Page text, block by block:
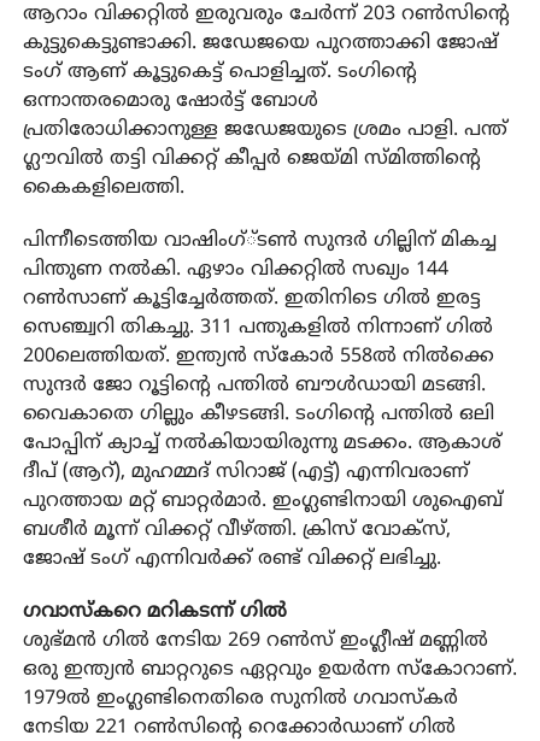
ആറാം വിക്കറ്റില്‍ ഇരുവരും ചേര്‍ന്ന് 203 റണ്‍സിന്റെ
കുട്ടുകെട്ടുണ്ടാക്കി. ജഡേജയെ പുറത്താക്കി ജോഷ്
ടംഗ് ആണ് കൂട്ടുകെട്ട് പൊളിച്ചത്. ടംഗിന്റെ
ഒന്നാന്തരമൊരു ഷോര്‍ട്ട് ബോള്‍
പ്രതിരോധിക്കാനുള്ള ജഡേജയുടെ ശ്രമം പാളി. പന്ത്
ഗ്ലൗവില്‍ തട്ടി വിക്കറ്റ് കീപ്പര്‍ ജെയ്മി സ്മിത്തിന്റെ
കൈകളിലെത്തി.
പിന്നീടെത്തിയ വാഷിംഗ്്ടണ്‍ സുന്ദര്‍ ഗില്ലിന് മികച്ച
പിന്തുണ നല്‍കി. ഏഴാം വിക്കറ്റില്‍ സഖ്യം 144
റണ്‍സാണ് കൂട്ടിച്ചേര്‍ത്തത്. ഇതിനിടെ ഗില്‍ ഇരട്ട
സെഞ്ച്വറി തികച്ചു. 311 പന്തുകളില്‍ നിന്നാണ് ഗില്‍
200ലെത്തിയത്. ഇന്ത്യന്‍ സ്‌കോര്‍ 558ല്‍ നില്‍ക്കെ
സുന്ദര്‍ ജോ റൂട്ടിന്റെ പന്തില്‍ ബൗള്‍ഡായി മടങ്ങി.
വൈകാതെ ഗില്ലും കീഴടങ്ങി. ടംഗിന്റെ പന്തില്‍ ഒലി
പോപ്പിന് ക്യാച്ച് നല്‍കിയായിരുന്നു മടക്കം. ആകാശ്
ദീപ് (ആറ്), മുഹമ്മദ് സിറാജ് (എട്ട്) എന്നിവരാണ്
പുറത്തായ മറ്റ് ബാറ്റര്‍മാര്‍. ഇംഗ്ലണ്ടിനായി ശുഐബ്
ബശീര്‍ മൂന്ന് വിക്കറ്റ് വീഴ്ത്തി. ക്രിസ് വോക്സ്,
ജോഷ് ടംഗ് എന്നിവര്‍ക്ക് രണ്ട് വിക്കറ്റ് ലഭിച്ചു.
ഗവാസ്‌കറെ മറികടന്ന് ഗില്‍
ശുഭ്മന്‍ ഗില്‍ നേടിയ 269 റണ്‍സ് ഇംഗ്ലീഷ് മണ്ണില്‍
ഒരു ഇന്ത്യന്‍ ബാറ്ററുടെ ഏറ്റവും ഉയര്‍ന്ന സ്‌കോറാണ്.
1979ല്‍ ഇംഗ്ലണ്ടിനെതിരെ സുനില്‍ ഗവാസ്‌കര്‍
നേടിയ 221 റണ്‍സിന്റെ റെക്കോര്‍ഡാണ് ഗില്‍